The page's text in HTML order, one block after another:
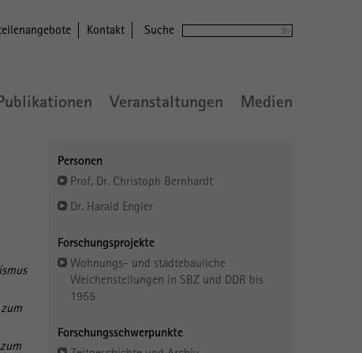
Kontakt Suche
Veranstaltungen Medien
Personen
Prof. Dr. Christoph Bernhardt
Dr. Harald Engler
Forschungsprojekte
Wohnungs- und städtebauliche
Weichenstellungen in SBZ und DDR bis
1955
Forschungsschwerpunkte